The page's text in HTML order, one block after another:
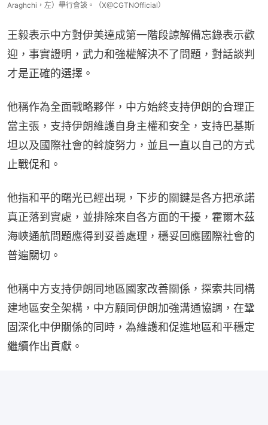
Araghchi，左）舉行會談。（X@CGTNOfficial）
王毅表示中方對伊美達成第一階段諒解備忘錄表示歡
迎，事實證明，武力和強權解決不了問題，對話談判
才是正確的選擇。
他稱作為全面戰略夥伴，中方始終支持伊朗的合理正
當主張，支持伊朗維護自身主權和安全，支持巴基斯
坦以及國際社會的斡旋努力，並且一直以自己的方式
止戰促和。
他指和平的曙光已經出現，下步的關鍵是各方把承諾
真正落到實處，並排除來自各方面的干擾，霍爾木茲
海峽通航問題應得到妥善處理，穩妥回應國際社會的
普遍關切。
他稱中方支持伊朗同地區國家改善關係，探索共同構
建地區安全架構，中方願同伊朗加強溝通協調，在鞏
固深化中伊關係的同時，為維護和促進地區和平穩定
繼續作出貢獻。